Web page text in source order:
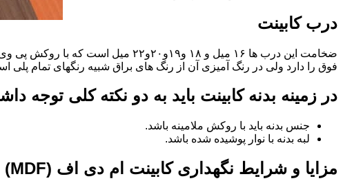
درب کابینت
فوق را دارد ولی در رنگ آمیزی آن از رنگ های براق شبیه رنگهای تمام
در زمینه بدنه کابینت باید به دو نکته کلی توجه
جنس بدنه باید با روکش ملامینه باشد.
لبه بدنه با نوار پوشیده شده باشد.
مزایا و شرایط نگهداری کابینت ام دی اف (MDF)